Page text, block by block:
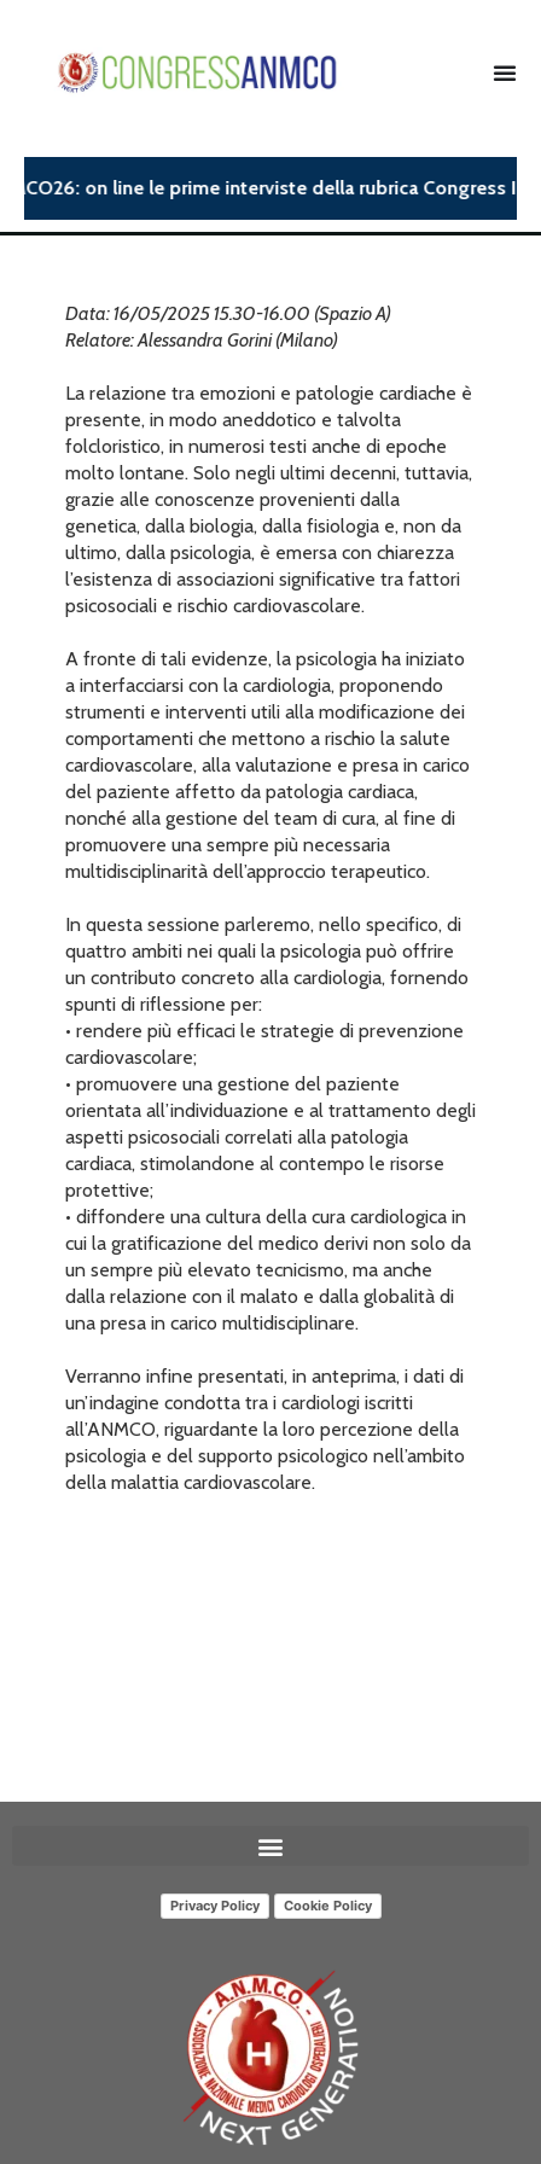
on line le prime interviste della rubrica Congress
Data: 16/05/2025 15.30-16.00 (Spazio A)
Relatore: Alessandra Gorini (Milano)
La relazione tra emozioni e patologie cardiache è
presente, in modo aneddotico e talvolta
folcloristico, in numerosi testi anche di epoche
molto lontane. Solo negli ultimi decenni, tuttavia,
grazie alle conoscenze provenienti dalla
genetica, dalla biologia, dalla fisiologia e, non da
ultimo, dalla psicologia, è emersa con chiarezza
l’esistenza di associazioni significative tra fattori
psicosociali e rischio cardiovascolare.
A fronte di tali evidenze, la psicologia ha iniziato
a interfacciarsi con la cardiologia, proponendo
strumenti e interventi utili alla modificazione dei
comportamenti che mettono a rischio la salute
cardiovascolare, alla valutazione e presa in carico
del paziente affetto da patologia cardiaca,
nonché alla gestione del team di cura, al fine di
promuovere una sempre più necessaria
multidisciplinarità dell’approccio terapeutico.
In questa sessione parleremo, nello specifico, di
quattro ambiti nei quali la psicologia può offrire
un contributo concreto alla cardiologia, fornendo
spunti di riflessione per:
• rendere più efficaci le strategie di prevenzione
cardiovascolare;
• promuovere una gestione del paziente
orientata all’individuazione e al trattamento degli
aspetti psicosociali correlati alla patologia
cardiaca, stimolandone al contempo le risorse
protettive;
• diffondere una cultura della cura cardiologica in
cui la gratificazione del medico derivi non solo da
un sempre più elevato tecnicismo, ma anche
dalla relazione con il malato e dalla globalità di
una presa in carico multidisciplinare.
Verranno infine presentati, in anteprima, i dati di
un’indagine condotta tra i cardiologi iscritti
all’ANMCO, riguardante la loro percezione della
psicologia e del supporto psicologico nell’ambito
della malattia cardiovascolare.
Privacy Policy Cookie Policy